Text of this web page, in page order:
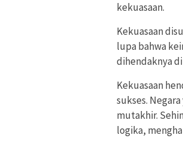
kekuasaan.
Kekuasaan
lupa bahwa
dihendaknya
Kekuasaan
sukses.
mutakhir.
logika,